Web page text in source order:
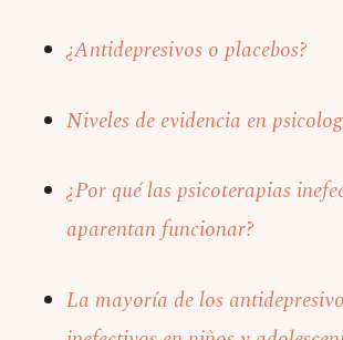
¿Antidepresivos o placebos?
Niveles de evidencia en
¿Por qué las psicoterapias
aparentan funcionar?
La mayoría de los